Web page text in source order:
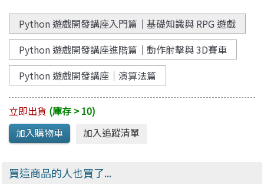
Python 遊戲開發講座入門篇｜基礎知識與 RPG 遊戲
Python 遊戲開發講座進階篇｜動作射擊與 3D賽車
Python 遊戲開發講座｜演算法篇
立即出貨 (庫存 > 10)
買這商品的人也買了...